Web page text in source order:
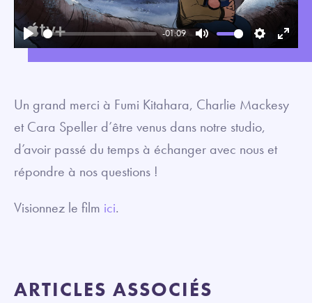
Play
-01:09
Mute SettingsEnter
Un grand merci à Fumi Kitahara, Charlie Mackesy
et Cara Speller d’être venus dans notre studio,
d’avoir passé du temps à échanger avec nous et
répondre à nos questions !
Visionnez le film ici.
ARTICLES ASSOCIÉS